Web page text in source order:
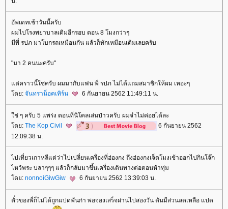
อัพเดทเช้าวันนี้ครับ
ผมไปโรงพยาบาลเดิมอีกรอบ ตอน 8 โมงกว่าๆ
มีพี่ รปภ มาโบกรถเหมือนกัน แล้วก็ทักเหมือนเดิมเลยครับ
"มา 2 คนนะครับ"
ต่คราวนี้ใช่ครับ ผมมากับแฟน พี่ รปภ ไม่ได้แถมสมาชิกให้ผม เหอะๆ
ดย: จันทราน็อคเทิร์น 6 กันยายน 2562 11:49:11 น.
ช่ ๆ ครับ 5 แพร่ง ตอนที่นิโคลเล่นป่าวครับ ผมจำไม่ค่อยได้ละ
ดย: The Kop Civil
6 กันยายน 2562
12:09:38 น.
ไปเที่ยวเกาหลีแต่ว่าไปเปลี่ยนเครื่องที่ฮ่องกง ถึงฮ่องกงเจ็ดโมงเช้าออกไปกินโจ๊ก
ไหว้พระ บลาๆๆๆ แล้วก็กลับมาขึ้นเครื่องเดินทางต่อตอนห้าทุ่ม
ดย: nonnoiGiwGiw 6 กันยายน 2562 13:39:03 น.
ตั๋วของพี่ก็ไม่ได้ถูกแปดพันก่า พอจองเสร็จผ่านไปสองวัน ดันมีส่วนลดเหลือ แปด